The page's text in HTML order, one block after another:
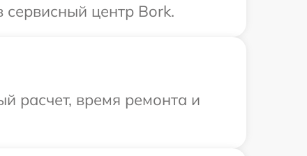
сервисный центр Bork.
расчет, время ремонта и